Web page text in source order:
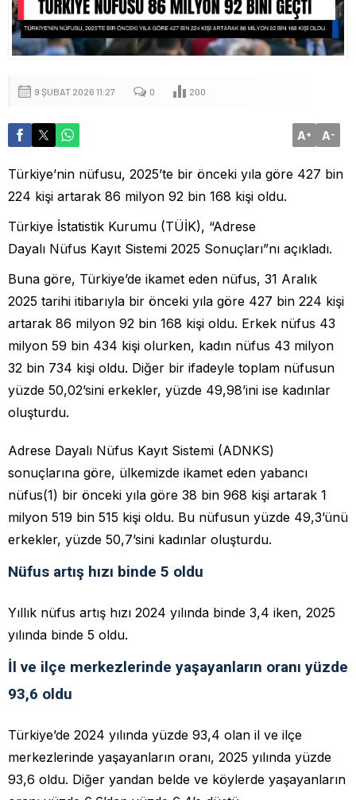
9 ŞUBAT 2026 11:27 0 200
A+ A-
Türkiye’nin nüfusu, 2025’te bir önceki yıla göre 427 bin
224 kişi artarak 86 milyon 92 bin 168 kişi oldu.
Türkiye İstatistik Kurumu (TÜİK), “Adrese
Dayalı Nüfus Kayıt Sistemi 2025 Sonuçları”nı açıkladı.
Buna göre, Türkiye’de ikamet eden nüfus, 31 Aralık
2025 tarihi itibarıyla bir önceki yıla göre 427 bin 224 kişi
artarak 86 milyon 92 bin 168 kişi oldu. Erkek nüfus 43
milyon 59 bin 434 kişi olurken, kadın nüfus 43 milyon
32 bin 734 kişi oldu. Diğer bir ifadeyle toplam nüfusun
yüzde 50,02’sini erkekler, yüzde 49,98’ini ise kadınlar
oluşturdu.
Adrese Dayalı Nüfus Kayıt Sistemi (ADNKS)
sonuçlarına göre, ülkemizde ikamet eden yabancı
nüfus(1) bir önceki yıla göre 38 bin 968 kişi artarak 1
milyon 519 bin 515 kişi oldu. Bu nüfusun yüzde 49,3’ünü
erkekler, yüzde 50,7’sini kadınlar oluşturdu.
Nüfus artış hızı binde 5 oldu
Yıllık nüfus artış hızı 2024 yılında binde 3,4 iken, 2025
yılında binde 5 oldu.
İl ve ilçe merkezlerinde yaşayanların oranı yüzde
93,6 oldu
Türkiye’de 2024 yılında yüzde 93,4 olan il ve ilçe
merkezlerinde yaşayanların oranı, 2025 yılında yüzde
93,6 oldu. Diğer yandan belde ve köylerde yaşayanların